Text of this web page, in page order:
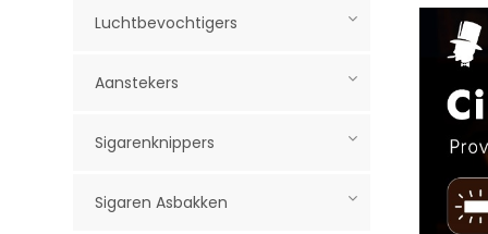
Luchtbevochtigers
Aanstekers
Sigarenknippers
Sigaren Asbakken